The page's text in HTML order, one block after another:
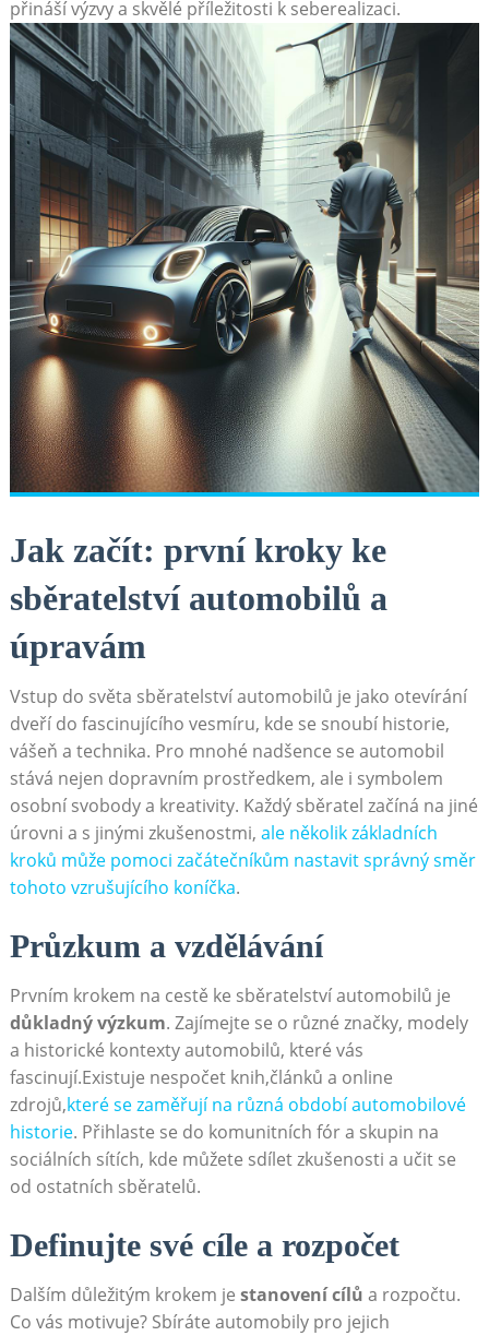
přináší výzvy a skvělé příležitosti k seberealizaci.
Jak začít: první kroky ke
sběratelství automobilů a
úpravám
Vstup do světa sběratelství automobilů je jako otevírání
dveří do fascinujícího vesmíru, kde se snoubí historie,
vášeň a technika. Pro mnohé nadšence se automobil
stává nejen dopravním prostředkem, ale i symbolem
osobní svobody a kreativity. Každý sběratel začíná na jiné
úrovni a s jinými zkušenostmi, ale několik základních
kroků může pomoci začátečníkům nastavit správný směr
tohoto vzrušujícího koníčka.
Průzkum a vzdělávání
Prvním krokem na cestě ke sběratelství automobilů je
důkladný výzkum. Zajímejte se o různé značky, modely
a historické kontexty automobilů, které vás
fascinují.Existuje nespočet knih,článků a online
zdrojů,které se zaměřují na různá období automobilové
historie. Přihlaste se do komunitních fór a skupin na
sociálních sítích, kde můžete sdílet zkušenosti a učit se
od ostatních sběratelů.
Definujte své cíle a rozpočet
Dalším důležitým krokem je stanovení cílů a rozpočtu.
Co vás motivuje? Sbíráte automobily pro jejich